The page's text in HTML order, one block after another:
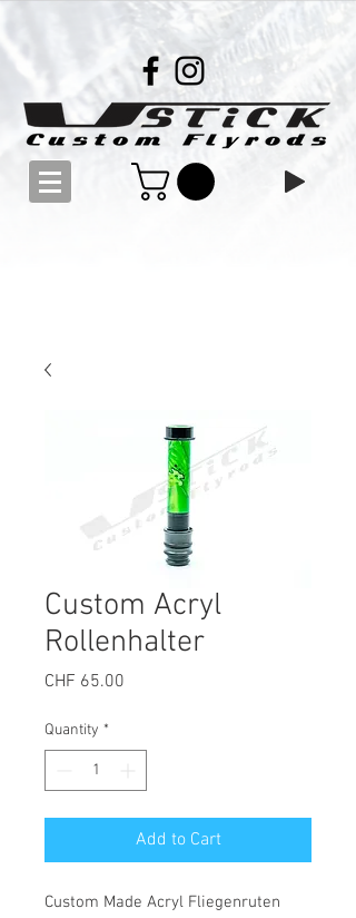
Custom Acryl
Rollenhalter
CHF 65.00
Quantity *
Add to Cart
Custom Made Acryl Fliegenruten